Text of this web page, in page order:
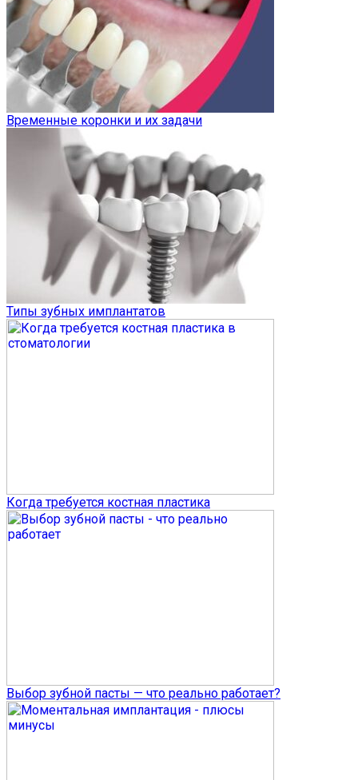
Временные коронки и их задачи
Типы зубных имплантатов
Когда требуется костная пластика
Выбор зубной пасты — что реально работает?